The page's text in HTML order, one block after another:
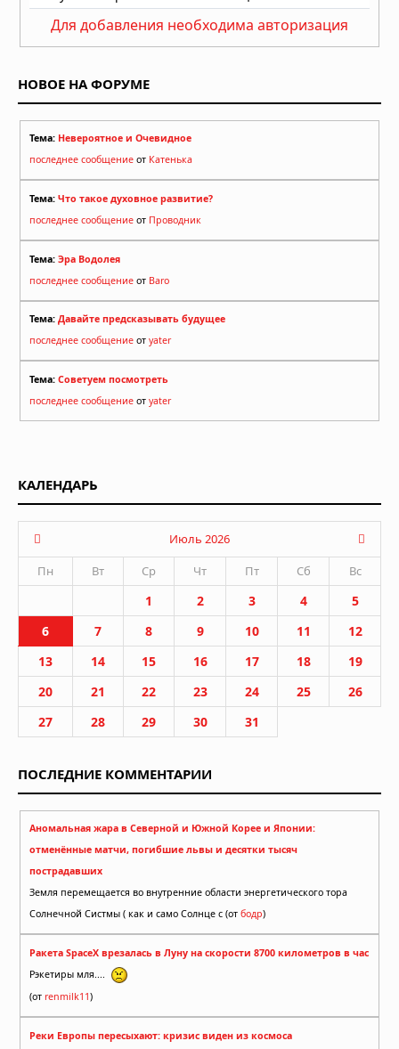
31.07.2026 в 14:31
Жители Кыштыма в Челябинской
области заметили неопознанный
28.07.2026 в 08:00
Для добавления необходима авторизация
НОВОЕ НА ФОРУМЕ
Тема: Невероятное и Очевидное
последнее сообщение от Катенька
Тема: Что такое духовное развитие?
последнее сообщение от Проводник
Тема: Эра Водолея
последнее сообщение от Baro
Тема: Давайте предсказывать будущее
последнее сообщение от yater
Тема: Советуем посмотреть
последнее сообщение от yater
КАЛЕНДАРЬ
Июль 2026
Пн
Вт Ср Чт Пт Сб Вс
1 2 3 4
5
6
7 8 9 10 11
12
13
14 15 16 17 18
19
20
21 22 23 24 25
26
27
28 29 30 31
ПОСЛЕДНИЕ КОММЕНТАРИИ
Аномальная жара в Северной и Южной Корее и Японии:
отменённые матчи, погибшие львы и десятки тысяч
пострадавших
Земля перемещается во внутренние области энергетического тора
Солнечной Систмы ( как и само Солнце с (от бодр)
Ракета SpaceX врезалась в Луну на скорости 8700 километров в час
Рэкетиры мля....
(от renmilk11)
Реки Европы пересыхают: кризис виден из космоса